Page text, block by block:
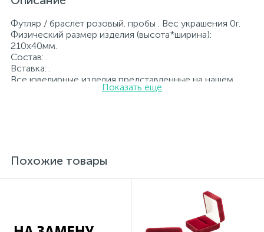
Футляр / браслет розовый. пробы . Вес украшения 0г.
Физический размер изделия (высота*ширина):
210х40мм.
Состав: .
Вставка: .
Все ювелирные изделия представленные на нашем
сайте прошли внутренний контроль качества, а также
незначительно отличаться от реальных из-за
особенностей цветопередачи экрана
Показать еще
Похожие товары